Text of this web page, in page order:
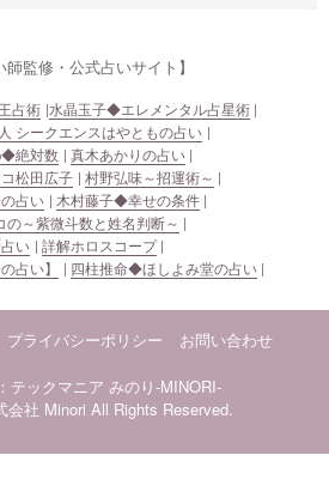
師監修・公式占いサイト】
占術 水晶玉子◆エレメンタル占星術
シークエンスはやともの占い
絶対数
真木あかりの占い
松田広子
村野弘味～招運術～
占い
木村藤子◆幸せの条件
の～紫微斗数と姓名判断～
い
詳解ホロスコープ
占い】
四柱推命◆ほしよみ堂の占い
プライバシーポリシー お問い合わせ
テックマニア みのり-MINORI-
社 Minori All Rights Reserved.